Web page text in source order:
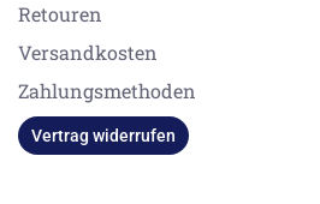
Retouren
Versandkosten
Zahlungsmethoden
Vertrag widerrufen